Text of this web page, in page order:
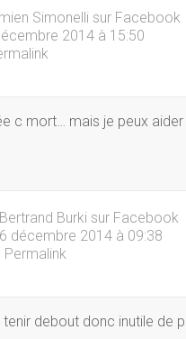
Simonelli sur Facebook
2014 à 15:50
c mort… mais je peux
Bertrand Burki sur Facebook
6 décembre 2014 à 09:38
Permalink
debout donc inutile de